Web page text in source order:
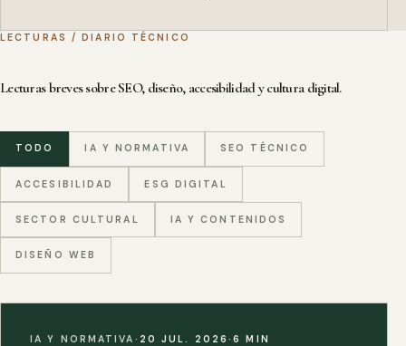
LECTURAS / DIARIO TÉCNICO
Lecturas breves sobre SEO, diseño, accesibilidad y cultura digital.
TODO IA Y NORMATIVA SEO TÉCNICO
ACCESIBILIDAD ESG DIGITAL
SECTOR CULTURAL IA Y CONTENIDOS
DISEÑO WEB
IA Y NORMATIVA · 20 JUL. 2026·6 MIN